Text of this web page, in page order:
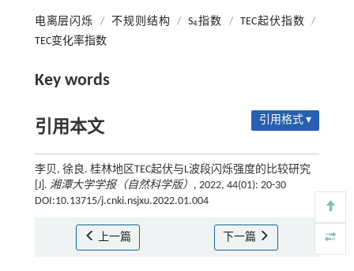
电离层闪烁 / 不规则结构 / S4指数 / TEC起伏指数
/
TEC变化率指数
Key words
引用本文 引用格式 ▾
李贝, 徐良. 桂林地区TEC起伏与L波段闪烁强度的比较研究
[J]. 湘潭大学学报（自然科学版） , 2022, 44(01): 20-30
DOI:10.13715/j.cnki.nsjxu.2022.01.004
上一篇 下一篇